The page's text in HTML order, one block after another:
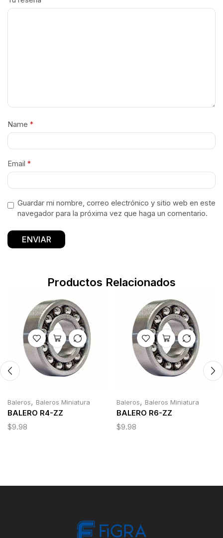
Name *
Email *
Guardar mi nombre, correo electrónico y sitio web en este
navegador para la próxima vez que haga un comentario.
Productos Relacionados
Baleros, Baleros Miniatura
BALERO R4-ZZ
$9.98
Baleros, Baleros Miniatura
BALERO R6-ZZ
$9.98